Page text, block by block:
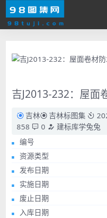
吉J2013-232：屋面
吉林 吉林标图集
858
0
建标库学兔兔
编号
资源类型
发布日期
实施日期
废止日期
入库日期